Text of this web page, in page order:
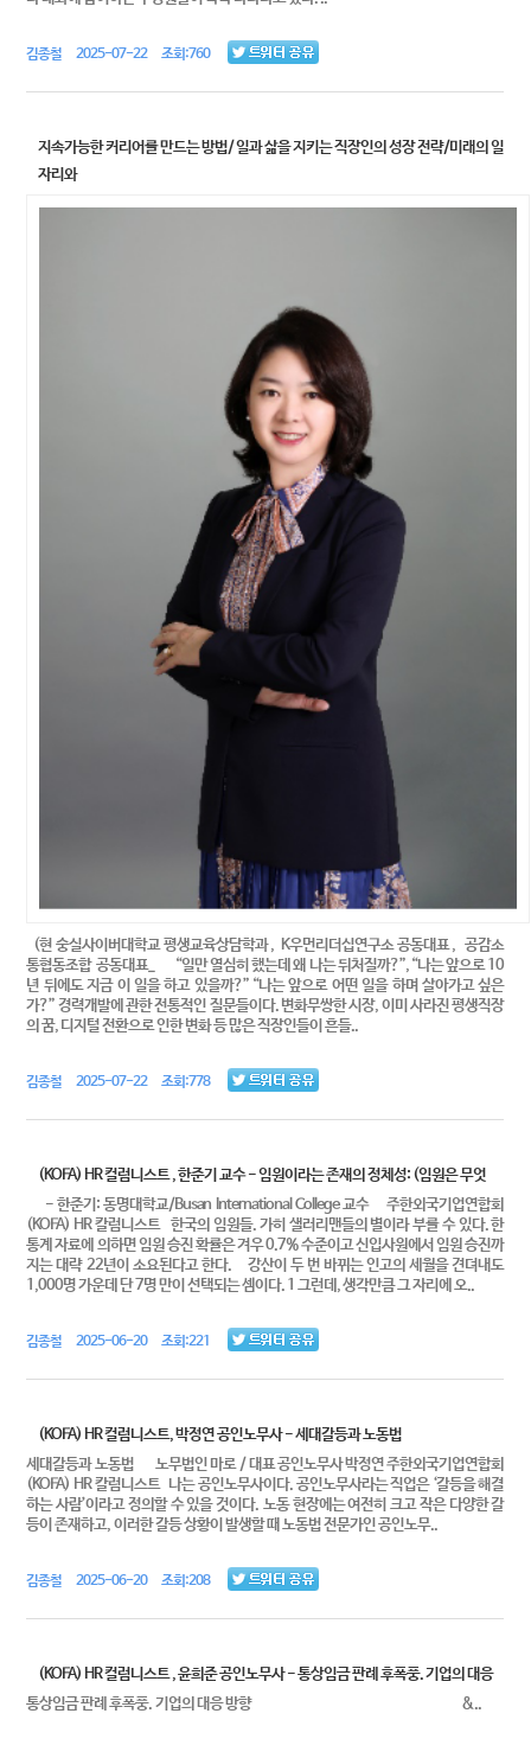
김종철 2025-07-22 조회:760
지속가능한 커리어를 만드는 방법/ 일과 삶을 지키는 직장인의 성장 전략/미래의 일
자리와
(현 숭실사이버대학교 평생교육상담학과 , K우먼리더십연구소 공동대표 , 공감소
통협동조합 공동대표_ “일만 열심히 했는데 왜 나는 뒤처질까?”, “나는 앞으로 10
년 뒤에도 지금 이 일을 하고 있을까?” “나는 앞으로 어떤 일을 하며 살아가고 싶은
가?” 경력개발에 관한 전통적인 질문들이다. 변화무쌍한 시장, 이미 사라진 평생직장
의 꿈, 디지털 전환으로 인한 변화 등 많은 직장인들이 흔들..
김종철 2025-07-22 조회:778
(KOFA) HR 컬럼니스트 , 한준기 교수 - 임원이라는 존재의 정체성: (임원은 무엇
- 한준기: 동명대학교/Busan International College 교수 주한외국기업연합회
(KOFA) HR 칼럼니스트 한국의 임원들. 가히 샐러리맨들의 별이라 부를 수 있다. 한
통계 자료에 의하면 임원 승진 확률은 겨우 0.7% 수준이고 신입사원에서 임원 승진까
지는 대략 22년이 소요된다고 한다. 강산이 두 번 바뀌는 인고의 세월을 견뎌내도
1,000명 가운데 단 7명 만이 선택되는 셈이다. 1 그런데, 생각만큼 그 자리에 오..
김종철 2025-06-20 조회:221
(KOFA) HR 컬럼니스트, 박정연 공인노무사 - 세대갈등과 노동법
세대갈등과 노동법 노무법인 마로 / 대표 공인노무사 박정연 주한외국기업연합회
(KOFA) HR 칼럼니스트 나는 공인노무사이다. 공인노무사라는 직업은 ‘갈등을 해결
하는 사람’이라고 정의할 수 있을 것이다. 노동 현장에는 여전히 크고 작은 다양한 갈
등이 존재하고, 이러한 갈등 상황이 발생할 때 노동법 전문가인 공인노무..
김종철 2025-06-20 조회:208
(KOFA) HR 컬럼니스트 , 윤희준 공인노무사 - 통상임금 판례 후폭풍. 기업의 대응
통상임금 판례 후폭풍. 기업의 대응 방향 &..